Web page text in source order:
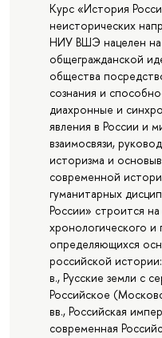
Курс «История
неисторических
НИУ ВШЭ нацелен
общегражданской
общества
сознания и
диахронные и
явления в России и
взаимосвязи,
историзма и
современной
гуманитарных
России» строится
хронологического
определяющихся
российской
в., Русские земли с
Российское
вв., Российская
современная